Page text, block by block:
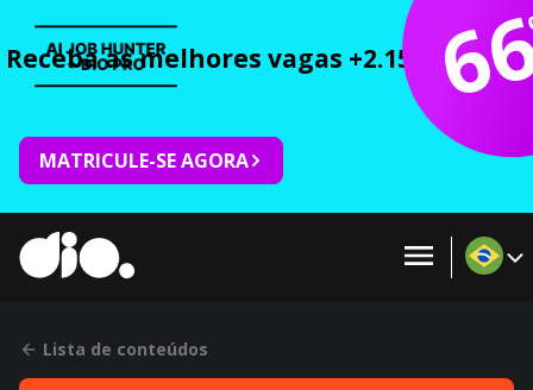
Receba as melhores vagas +2.150 cursos
MATRICULE-SE AGORA
Lista de conteúdos